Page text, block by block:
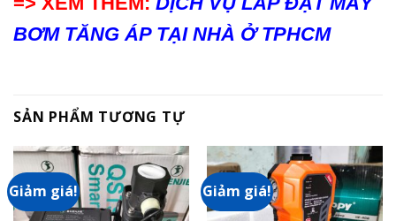
BƠM TĂNG ÁP TẠI NHÀ Ở TPHCM
SẢN PHẨM TƯƠNG TỰ
Giảm giá! Giảm giá!